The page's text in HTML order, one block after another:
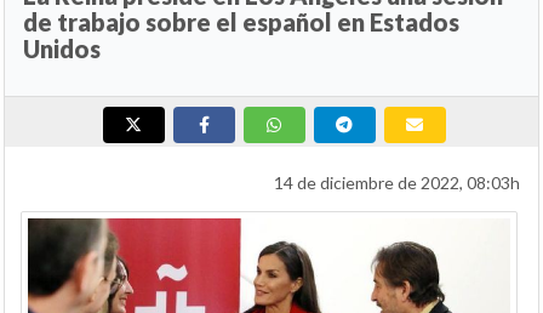
de trabajo sobre el español en Estados
Unidos
14 de diciembre de 2022, 08:03h